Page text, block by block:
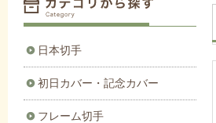
日本切手
初日カバー・記念カバー
フレーム切手